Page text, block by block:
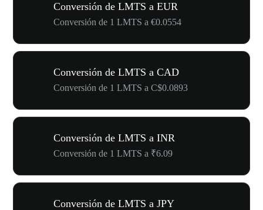
Conversión de LMTS a EUR
Conversión de 1 LMTS a €0.0554
Conversión de LMTS a CAD
Conversión de 1 LMTS a C$0.0893
Conversión de LMTS a INR
Conversión de 1 LMTS a ₹6.09
Conversión de LMTS a JPY